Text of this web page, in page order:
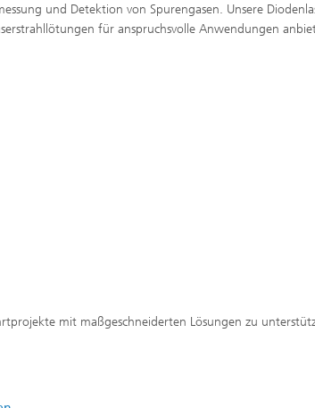
und Detektion von Spurengasen. Unsere
für anspruchsvolle Anwendungen
mit maßgeschneiderten Lösungen zu